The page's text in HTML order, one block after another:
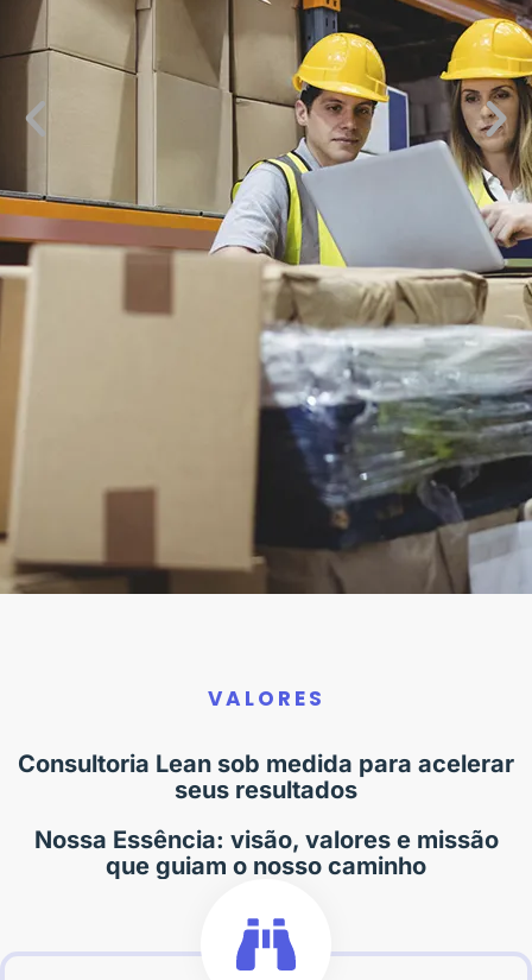
Sua operação logística sofre com atrasos e
altos custos?
Reduza perdas e aumente a eficiência com soluções
personalizadas para sua cadeia de suprimentos.​
VALORES
Consultoria Lean sob medida para acelerar
seus resultados
Nossa Essência: visão, valores e missão
que guiam o nosso caminho